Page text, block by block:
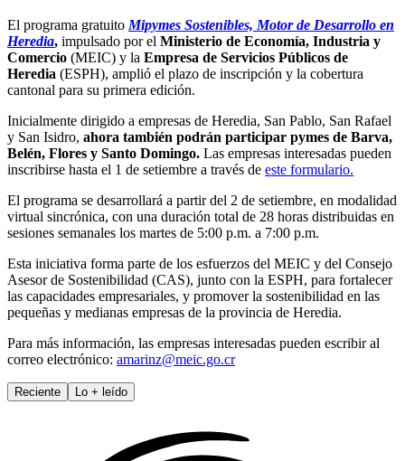
El programa gratuito Mipymes Sostenibles, Motor de Desarrollo en
Heredia, impulsado por el Ministerio de Economía, Industria y
Comercio (MEIC) y la Empresa de Servicios Públicos de
Heredia (ESPH), amplió el plazo de inscripción y la cobertura
cantonal para su primera edición.
Inicialmente dirigido a empresas de Heredia, San Pablo, San Rafael
y San Isidro, ahora también podrán participar pymes de Barva,
Belén, Flores y Santo Domingo. Las empresas interesadas pueden
inscribirse hasta el 1 de setiembre a través de este formulario.
El programa se desarrollará a partir del 2 de setiembre, en modalidad
virtual sincrónica, con una duración total de 28 horas distribuidas en
sesiones semanales los martes de 5:00 p.m. a 7:00 p.m.
Esta iniciativa forma parte de los esfuerzos del MEIC y del Consejo
Asesor de Sostenibilidad (CAS), junto con la ESPH, para fortalecer
las capacidades empresariales, y promover la sostenibilidad en las
pequeñas y medianas empresas de la provincia de Heredia.
Para más información, las empresas interesadas pueden escribir al
correo electrónico: amarinz@meic.go.cr
Reciente Lo + leído